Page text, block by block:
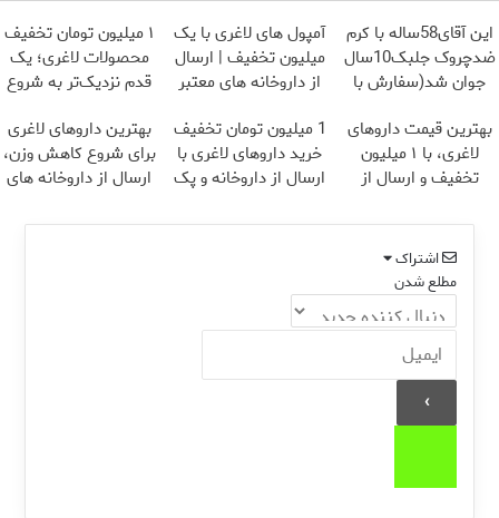
این آقای58ساله با کرم
ضدچروک جلبک10سال
جوان شد(سفارش با
آمپول های لاغری با یک
میلیون تخفیف | ارسال
از داروخانه های معتبر
۱ میلیون تومان تخفیف
محصولات لاغری؛ یک
قدم نزدیک‌تر به شروع
بهترین قیمت داروهای
لاغری، با ۱ میلیون
تخفیف و ارسال از
1 میلیون تومان تخفیف
خرید داروهای لاغری با
ارسال از داروخانه و پک
بهترین داروهای لاغری
برای شروع کاهش وزن،
ارسال از داروخانه های
اشتراک
مطلع شدن